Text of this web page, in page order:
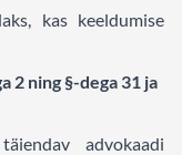
kas keeldumise
2 ning §-dega 31 ja
advokaadi